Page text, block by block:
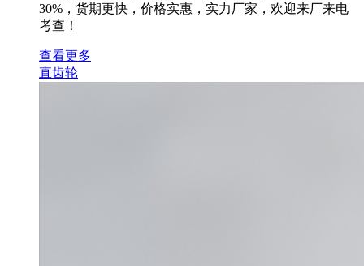
30%，货期更快，价格实惠，实力厂家，欢迎来厂来电
考查！
查看更多
直齿轮